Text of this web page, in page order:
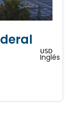
USD
Inglés